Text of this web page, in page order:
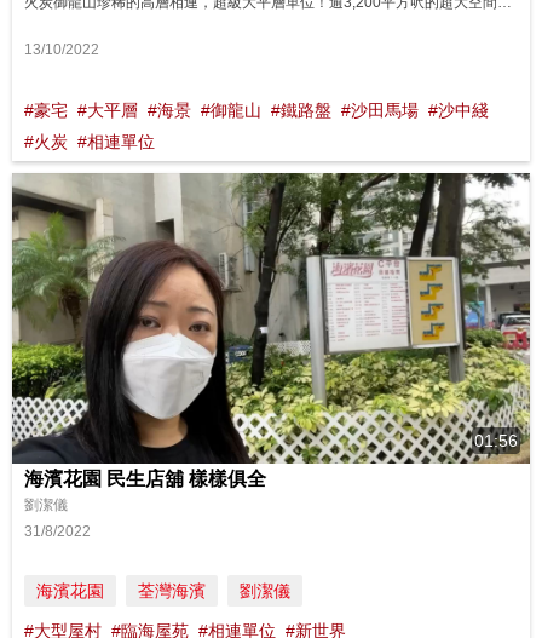
13/10/2022
#豪宅 #大平層 #海景 #御龍山 #鐵路盤 #沙田馬場 #沙中綫
#火炭 #相連單位
01:56
海濱花園 民生店舖 樣樣俱全
劉潔儀
31/8/2022
海濱花園 荃灣海濱 劉潔儀
#大型屋村 #臨海屋苑 #相連單位 #新世界